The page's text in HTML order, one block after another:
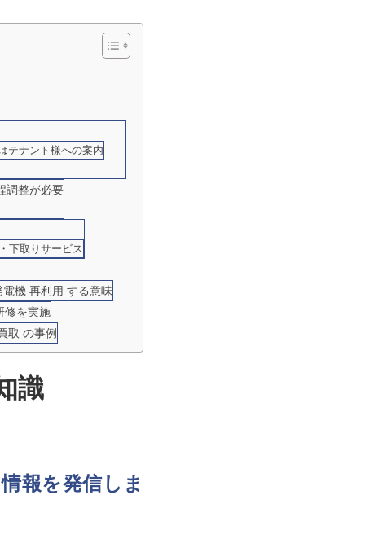
テナント様への案内
調整が必要
下取りサービス
機 再利用 する意味
修を実施
取 の事例
識
報を発信しま